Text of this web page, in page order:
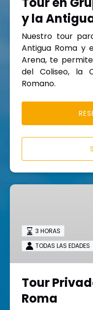
Antigua
Roma
y la
Nuestro tour
Antigua Roma y
Arena, te
del Coliseo, la
Romano.
Tour
Mejor
Roma
3 HORAS
TODAS LAS EDADES
Tour
Roma